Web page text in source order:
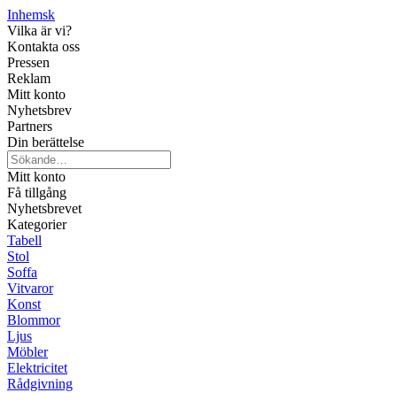
Inhemsk
Vilka är vi?
Kontakta oss
Pressen
Reklam
Mitt konto
Nyhetsbrev
Partners
Din berättelse
Mitt konto
Få tillgång
Nyhetsbrevet
Kategorier
Tabell
Stol
Soffa
Vitvaror
Konst
Blommor
Ljus
Möbler
Elektricitet
Rådgivning